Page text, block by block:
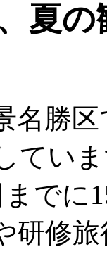
夏
名勝
てい
でに
研修